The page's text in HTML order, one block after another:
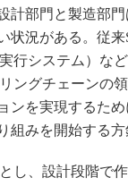
計部門と製造部
状況がある。従
行システム）な
ングチェーンの
ンを実現するた
組みを開始する方
し、設計段階で